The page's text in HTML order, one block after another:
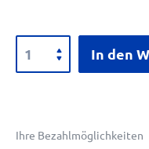
In den
Ihre Bezahlmöglichkeiten